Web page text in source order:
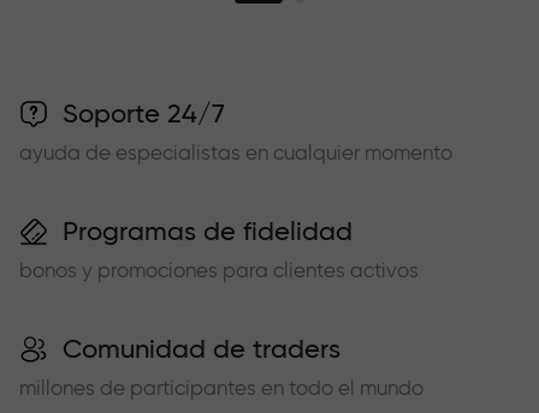
Soporte 24/7
ayuda de especialistas en cualquier momento
Programas de fidelidad
bonos y promociones para clientes activos
Comunidad de traders
millones de participantes en todo el mundo